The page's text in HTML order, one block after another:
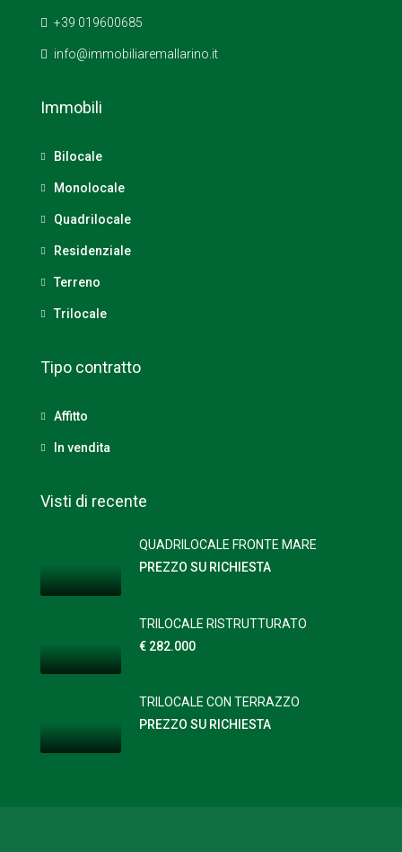
+39 019600685
info@immobiliaremallarino.it
Immobili
Bilocale
Monolocale
Quadrilocale
Residenziale
Terreno
Trilocale
Tipo contratto
Affitto
In vendita
Visti di recente
QUADRILOCALE FRONTE MARE
PREZZO SU RICHIESTA
TRILOCALE RISTRUTTURATO
€ 282.000
TRILOCALE CON TERRAZZO
PREZZO SU RICHIESTA